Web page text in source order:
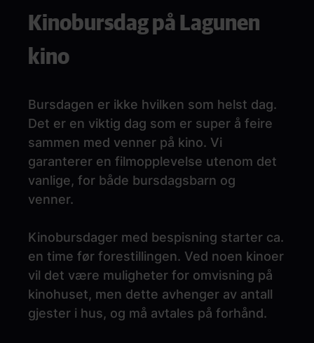
Kinobursdag på Lagunen
kino
Bursdagen er ikke hvilken som helst dag.
Det er en viktig dag som er super å feire
sammen med venner på kino. Vi
garanterer en filmopplevelse utenom det
vanlige, for både bursdagsbarn og
venner.
Kinobursdager med bespisning starter ca.
en time før forestillingen. Ved noen kinoer
vil det være muligheter for omvisning på
kinohuset, men dette avhenger av antall
gjester i hus, og må avtales på forhånd.